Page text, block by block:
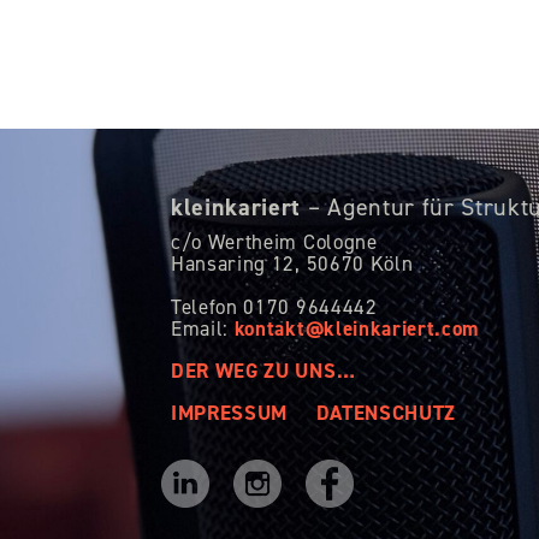
kleinkariert– Agentur für
c/o Wertheim Cologne
Hansaring 12, 50670 Köln
Telefon 0170 9644442
Email: kontakt@kleinkariert.com
DER WEG ZU UNS…
IMPRESSUM
DATENSCHUTZ